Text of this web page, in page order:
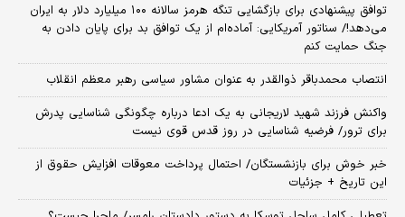
توافق پیشنهادی برای بازگشایی تنگه هرمز سالانه ۱۰۰ میلیارد دلار به ایران
می‌دهد!/ سناتور آمریکایی: آماده‌ام از یک توافق بد برای پایان دادن به
جنگ حمایت کنم
انتصاب محمدباقر ذوالقدر به عنوان مشاور سیاسی رهبر معظم انقلاب
واکنش فرزند شهید لاریجانی به یک ادعا درباره چگونگی شناسایی پدرش
برای ترور/ فرضیه شناسایی در روز قدس قوی نیست
خبر خوش برای بازنشستگان/ احتمال پرداخت معوقات افزایش حقوق از
این تاریخ + جزئیات